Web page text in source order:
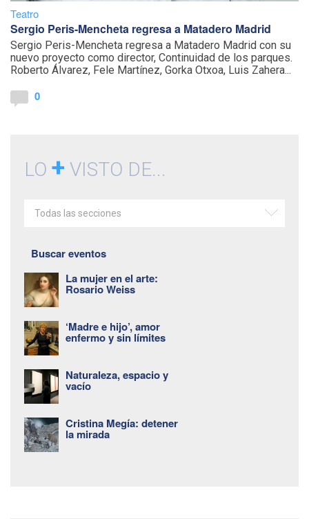
Teatro
Sergio Peris-Mencheta regresa a Matadero Madrid
Sergio Peris-Mencheta regresa a Matadero Madrid con su
nuevo proyecto como director, Continuidad de los parques.
Roberto Álvarez, Fele Martínez, Gorka Otxoa, Luis Zahera...
0
LO + VISTO DE...
Todas las secciones
Buscar eventos
La mujer en el arte:
Rosario Weiss
‘Madre e hijo’, amor
enfermo y sin límites
Naturaleza, espacio y
vacío
Cristina Megía: detener
la mirada